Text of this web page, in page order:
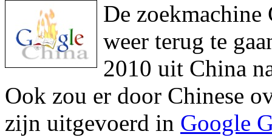
De
weer terug te
2010 uit China
Ook zou er door Chinese
zijn uitgevoerd in Google